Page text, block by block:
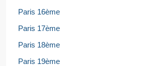
Paris 16ème
Paris 17ème
Paris 18ème
Paris 19ème